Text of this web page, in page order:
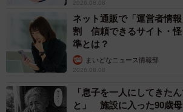
2026.08.08
ネット通販で「運営者情
割 信頼できるサイト・怪
準とは？
まいどなニュース情報部
2026.08.08
「息子を一人にしてきた
と」 施設に入った90歳